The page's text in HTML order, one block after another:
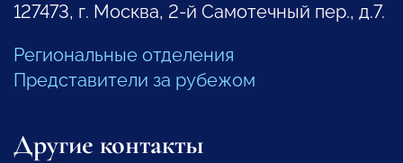
127473, г. Москва, 2-й Самотечный пер., д.7.
Региональные отделения
Представители за рубежом
Другие контакты